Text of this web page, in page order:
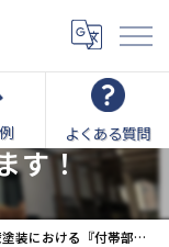
よくある質問
部』って
す！
おける『付帯部』ってどこの事？解説します！